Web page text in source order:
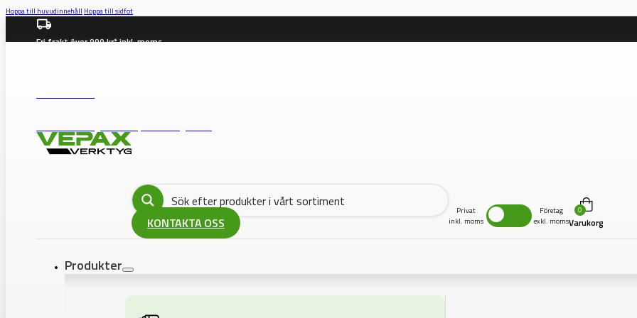
Hoppa till huvudinnehåll Hoppa till sidfot
Fri frakt över 999 kr* inkl. moms
KONTAKTA OSS
Privat
inkl. moms
Företag
exkl. moms
0
Varukorg
Produkter